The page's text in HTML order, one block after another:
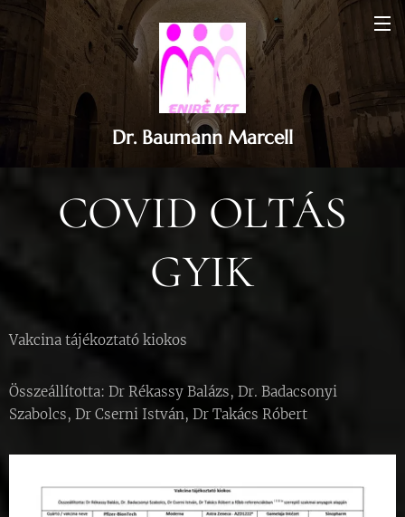
Dr. Baumann Marcell
COVID OLTÁS
GYIK
Vakcina tájékoztató kiokos
Összeállította: Dr Rékassy Balázs, Dr. Badacsonyi
Szabolcs, Dr Cserni István, Dr Takács Róbert